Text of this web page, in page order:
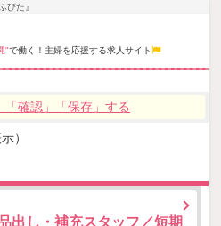
ぴた』
"で働く！主婦を応援する求人サイト
確認」「保存」する
）
出し・補充スタッフ／短期